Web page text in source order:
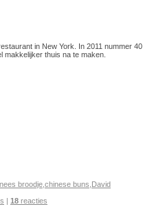
in New York. In 2011 nummer 40
makkelijker thuis na te maken.
broodje chinese buns David
| 18 reacties